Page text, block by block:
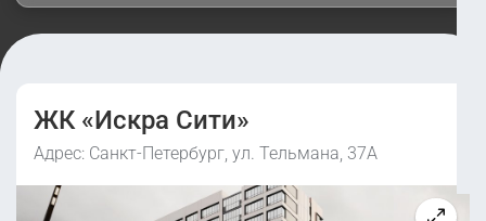
ЖК «Искра Сити»
Адрес: Санкт-Петербург, ул. Тельмана, 37А